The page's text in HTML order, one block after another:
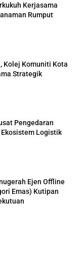
Kerjasama
Rumput
Kolej Komuniti Kota
Strategik
Pengedaran
Logistik
Ejen Offline
Emas) Kutipan